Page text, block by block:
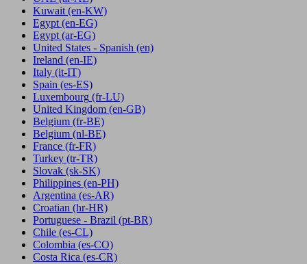
Kuwait (en-KW)
Egypt (en-EG)
Egypt (ar-EG)
United States - Spanish (en)
Ireland (en-IE)
Italy (it-IT)
Spain (es-ES)
Luxembourg (fr-LU)
United Kingdom (en-GB)
Belgium (fr-BE)
Belgium (nl-BE)
France (fr-FR)
Turkey (tr-TR)
Slovak (sk-SK)
Philippines (en-PH)
Argentina (es-AR)
Croatian (hr-HR)
Portuguese - Brazil (pt-BR)
Chile (es-CL)
Colombia (es-CO)
Costa Rica (es-CR)